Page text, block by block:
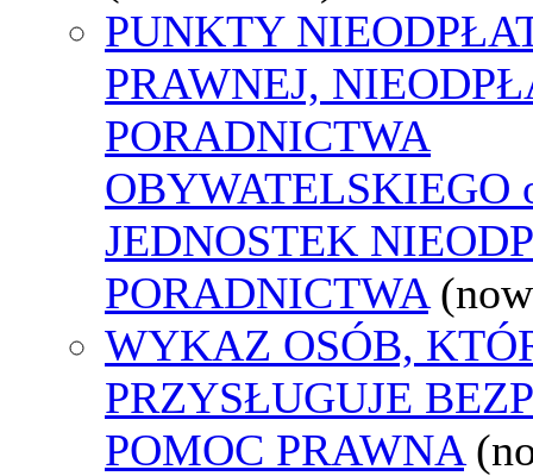
PUNKTY
PRAWNEJ,
PORADNICTWA
OBYWATELSKIEGO
JEDNOSTEK
PORADNICTWA
WYKAZ OSÓB,
PRZYSŁUGUJE
POMOC PRAWNA